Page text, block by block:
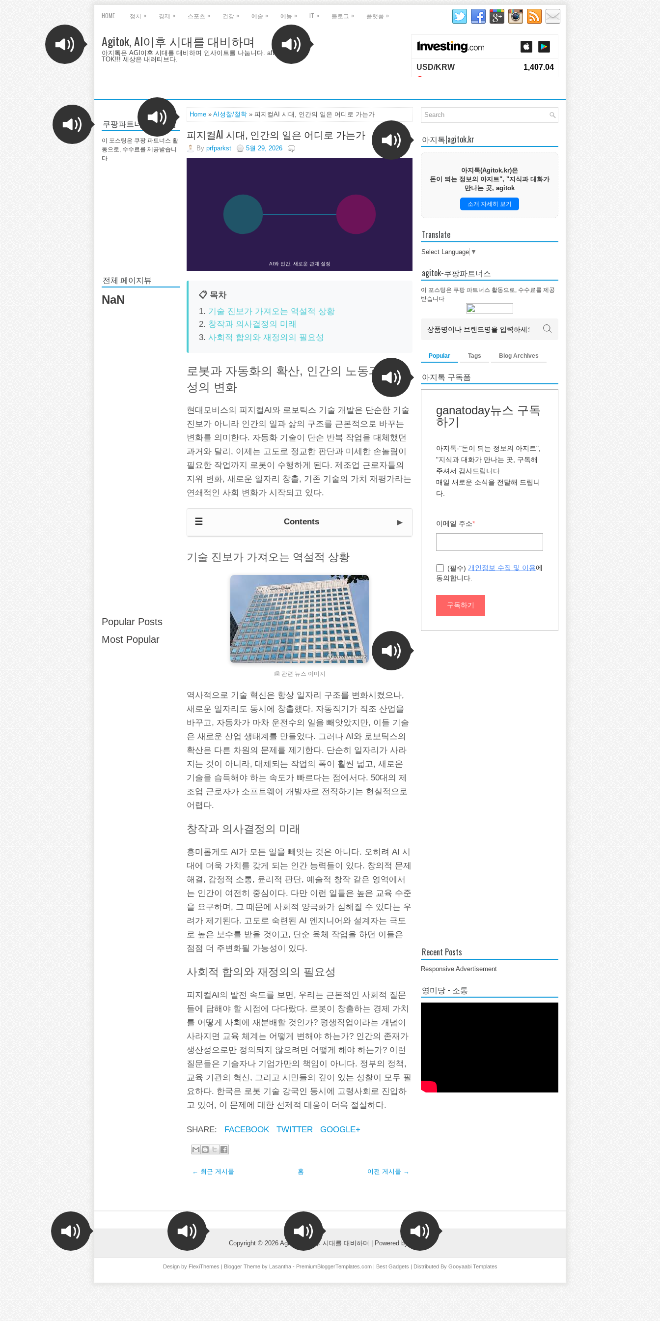
HOME 정치 » 경제 » 스포츠 » 건강 » 예술 » 예능 » IT » 블로그 » 플랫폼 »
Agitok, AI이후 시대를 대비하며
아지톡은 AGI이후 시대를 대비하며 인사이트를 나눕니다. after AGI, with
TOK!!! 세상은 내러티브다.
쿠팡파트너스-빅세일
이 포스팅은 쿠팡 파트너스 활
동으로, 수수료를 제공받습니
다
전체 페이지뷰
NaN
Popular Posts
Most Popular
Home » AI성찰/철학 » 피지컬AI 시대, 인간의 일은 어디로 가는가
피지컬AI 시대, 인간의 일은 어디로 가는가
By prfparkst 5월 29, 2026
AI와 인간, 새로운 관계 설정
📋 목차
기술 진보가 가져오는 역설적 상황
창작과 의사결정의 미래
사회적 합의와 재정의의 필요성
로봇과 자동화의 확산, 인간의 노동과 정체
성의 변화
현대모비스의 피지컬AI와 로보틱스 기술 개발은 단순한 기술
진보가 아니라 인간의 일과 삶의 구조를 근본적으로 바꾸는
변화를 의미한다. 자동화 기술이 단순 반복 작업을 대체했던
과거와 달리, 이제는 고도로 정교한 판단과 미세한 손놀림이
필요한 작업까지 로봇이 수행하게 된다. 제조업 근로자들의
지위 변화, 새로운 일자리 창출, 기존 기술의 가치 재평가라는
연쇄적인 사회 변화가 시작되고 있다.
☰ Contents ►
기술 진보가 가져오는 역설적 상황
📰 관련 뉴스 이미지
역사적으로 기술 혁신은 항상 일자리 구조를 변화시켰으나,
새로운 일자리도 동시에 창출했다. 자동직기가 직조 산업을
바꾸고, 자동차가 마차 운전수의 일을 빼앗았지만, 이들 기술
은 새로운 산업 생태계를 만들었다. 그러나 AI와 로보틱스의
확산은 다른 차원의 문제를 제기한다. 단순히 일자리가 사라
지는 것이 아니라, 대체되는 작업의 폭이 훨씬 넓고, 새로운
기술을 습득해야 하는 속도가 빠르다는 점에서다. 50대의 제
조업 근로자가 소프트웨어 개발자로 전직하기는 현실적으로
어렵다.
창작과 의사결정의 미래
흥미롭게도 AI가 모든 일을 빼앗는 것은 아니다. 오히려 AI 시
대에 더욱 가치를 갖게 되는 인간 능력들이 있다. 창의적 문제
해결, 감정적 소통, 윤리적 판단, 예술적 창작 같은 영역에서
는 인간이 여전히 중심이다. 다만 이런 일들은 높은 교육 수준
을 요구하며, 그 때문에 사회적 양극화가 심해질 수 있다는 우
려가 제기된다. 고도로 숙련된 AI 엔지니어와 설계자는 극도
로 높은 보수를 받을 것이고, 단순 육체 작업을 하던 이들은
점점 더 주변화될 가능성이 있다.
사회적 합의와 재정의의 필요성
피지컬AI의 발전 속도를 보면, 우리는 근본적인 사회적 질문
들에 답해야 할 시점에 다다랐다. 로봇이 창출하는 경제 가치
를 어떻게 사회에 재분배할 것인가? 평생직업이라는 개념이
사라지면 교육 체계는 어떻게 변해야 하는가? 인간의 존재가
생산성으로만 정의되지 않으려면 어떻게 해야 하는가? 이런
질문들은 기술자나 기업가만의 책임이 아니다. 정부의 정책,
교육 기관의 혁신, 그리고 시민들의 깊이 있는 성찰이 모두 필
요하다. 한국은 로봇 기술 강국인 동시에 고령사회로 진입하
고 있어, 이 문제에 대한 선제적 대응이 더욱 절실하다.
SHARE: FACEBOOK TWITTER GOOGLE+
← 최근 게시물 이전 게시물 →
홈
아지톡|agitok.kr
아지톡(Agitok.kr)은
돈이 되는 정보의 아지트", "지식과 대화가
만나는 곳, agitok
소개 자세히 보기
Translate
Select Language ▼
agitok-쿠팡파트너스
이 포스팅은 쿠팡 파트너스 활동으로, 수수료를 제공
받습니다
Popular Tags Blog Archives
아지톡 구독폼
ganatoday뉴스 구독
하기
아지톡-"돈이 되는 정보의 아지트",
"지식과 대화가 만나는 곳, 구독해
주셔서 감사드립니다.
매일 새로운 소식을 전달해 드립니
다.
이메일 주소*
(필수) 개인정보 수집 및 이용에
동의합니다.
구독하기
Recent Posts
Responsive Advertisement
영미당 - 소통
Copyright © 2026 Agitok, AI이후 시대를 대비하며 | Powered by
Design by FlexiThemes | Blogger Theme by Lasantha- PremiumBloggerTemplates.com| Best Gadgets | Distributed By Gooyaabi Templates